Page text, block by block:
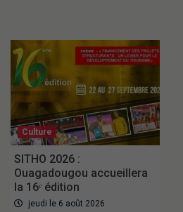
Culture
SITHO 2026 :
Ouagadougou accueillera
la 16ᵉ édition
jeudi le 6 août 2026